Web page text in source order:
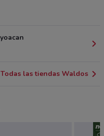
Todas las tiendas Waldos